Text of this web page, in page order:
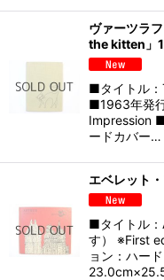
ヴァーツラ
the kitten」
■タイトル
■1963年発
Impression
ードカバー…
エベレット
■タイトル：
す） ※First
ョン：ハー